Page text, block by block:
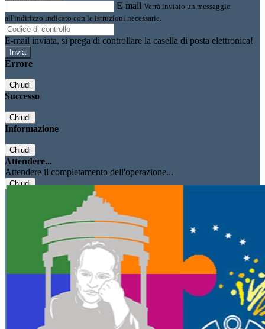
E-mail Verrà inviato un messaggio
all'indirizzo indicato con le istruzioni necessarie.
E-mail inviata, si prega di controllare la casella di posta elettronica!
Errore
Chiudi
Successo
Chiudi
Informazione
Chiudi
Attendere...
Attendere il completamento dell'operazione...
Chiudi